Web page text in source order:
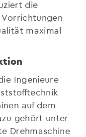
die
maximal
Ingenieure
auf dem
gehört unter
Drehmaschine